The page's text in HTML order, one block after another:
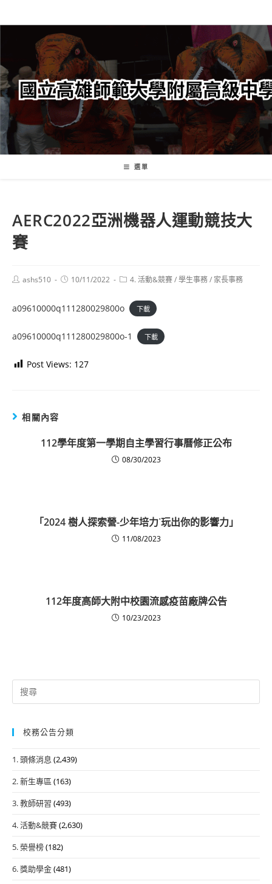
轉
要
內
容
選單
AERC2022亞洲機器人運動競技大
賽
Postashs510
Post10/11/2022
Post4. 活動&競賽/學生事務/ 家長事務
a09610000q111280029800o 下載
a09610000q111280029800o-1 下載
Post Views: 127
相關內容
112學年度第一學期自主學習行事曆修正公布
08/30/2023
「2024 樹人探索營-少年培力˙玩出你的影響力」
11/08/2023
112年度高師大附中校園流感疫苗廠牌公告
10/23/2023
Search
for:
校務公告分類
1. 頭條消息 (2,439)
2. 新生專區 (163)
3. 教師研習 (493)
4. 活動&競賽(2,630)
5. 榮譽榜(182)
6. 獎助學金(481)